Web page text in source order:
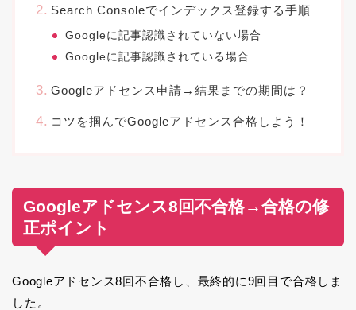
Search Consoleでインデックス登録する手順
Googleに記事認識されていない場合
Googleに記事認識されている場合
Googleアドセンス申請→結果までの期間は？
コツを掴んでGoogleアドセンス合格しよう！
Googleアドセンス8回不合格→合格の修
正ポイント
Googleアドセンス8回不合格し、最終的に9回目で合格しま
した。